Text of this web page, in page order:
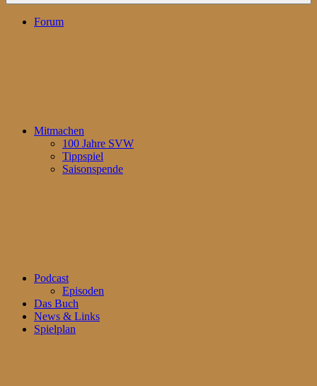
Forum
Mitmachen
100 Jahre SVW
Tippspiel
Saisonspende
Podcast
Episoden
Das Buch
News & Links
Spielplan